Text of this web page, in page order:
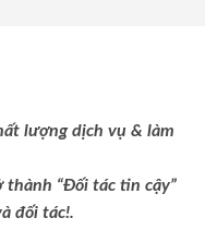
lượng dịch vụ & làm
thành “Đối tác tin cậy”
đối tác!.